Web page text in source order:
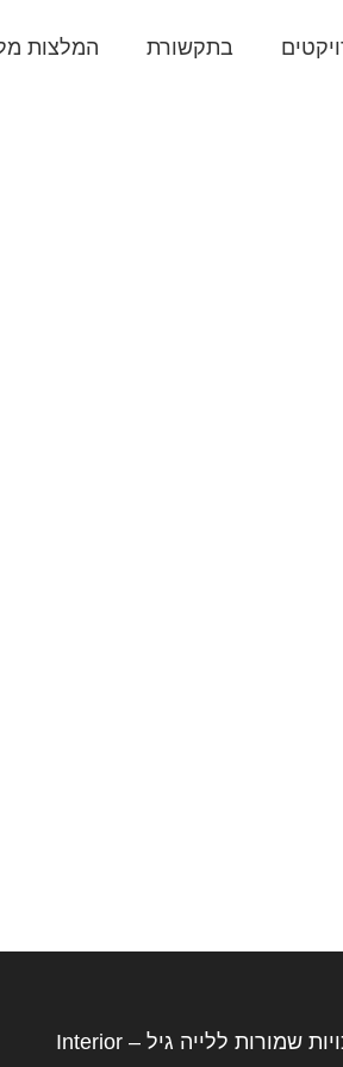
בתקשורת המלצות
© כל הזכויות שמורות ללייה גיל – Interior